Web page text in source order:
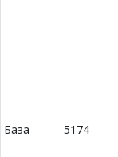
База 5174